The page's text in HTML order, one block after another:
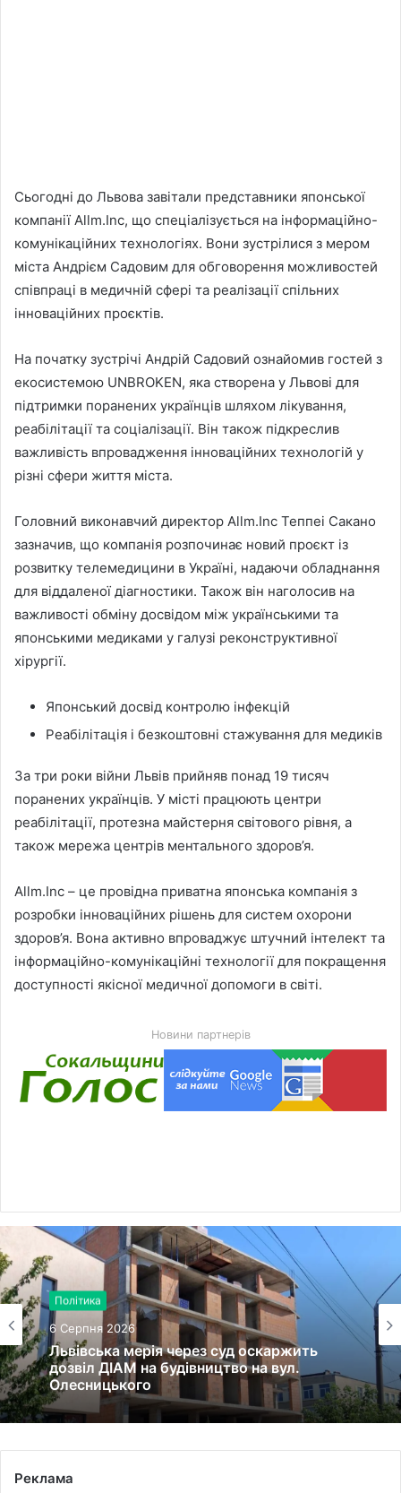
Сьогодні до Львова завітали представники японської
компанії Allm.Inc, що спеціалізується на інформаційно-
комунікаційних технологіях. Вони зустрілися з мером
міста Андрієм Садовим для обговорення можливостей
співпраці в медичній сфері та реалізації спільних
інноваційних проєктів.
На початку зустрічі Андрій Садовий ознайомив гостей з
екосистемою UNBROKEN, яка створена у Львові для
підтримки поранених українців шляхом лікування,
реабілітації та соціалізації. Він також підкреслив
важливість впровадження інноваційних технологій у
різні сфери життя міста.
Головний виконавчий директор Allm.Inc Теппеі Сакано
зазначив, що компанія розпочинає новий проєкт із
розвитку телемедицини в Україні, надаючи обладнання
для віддаленої діагностики. Також він наголосив на
важливості обміну досвідом між українськими та
японськими медиками у галузі реконструктивної
хірургії.
Японський досвід контролю інфекцій
Реабілітація і безкоштовні стажування для медиків
За три роки війни Львів прийняв понад 19 тисяч
поранених українців. У місті працюють центри
реабілітації, протезна майстерня світового рівня, а
також мережа центрів ментального здоров’я.
Allm.Inc – це провідна приватна японська компанія з
розробки інноваційних рішень для систем охорони
здоров’я. Вона активно впроваджує штучний інтелект та
інформаційно-комунікаційні технології для покращення
доступності якісної медичної допомоги в світі.
Новини партнерів
Політика
6 Серпня 2026
Львівська мерія через суд оскаржить
дозвіл ДІАМ на будівництво на вул.
Олесницького
Реклама